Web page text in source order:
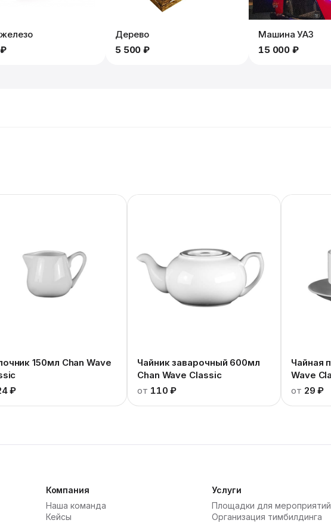
Дерево
5 500 ₽
Машина УАЗ
15 000 ₽
150мл Chan Wave
₽
Чайник заварочный 600мл
Chan Wave Classic
от 110 ₽
Чайная
Wave
от 29 ₽
Компания
Наша команда
Кейсы
Услуги
Площадки для мероприятий
Организация тимбилдинга